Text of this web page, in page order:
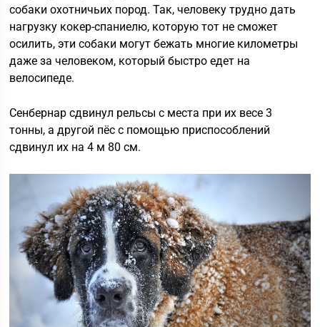
собаки охотничьих пород. Так, человеку трудно дать
нагрузку кокер-спаниелю, которую тот не сможет
осилить, эти собаки могут бежать многие километры
даже за человеком, который быстро едет на
велосипеде.
Сенбернар сдвинул рельсы с места при их весе 3
тонны, а другой пёс с помощью приспособлений
сдвинул их на 4 м 80 см.